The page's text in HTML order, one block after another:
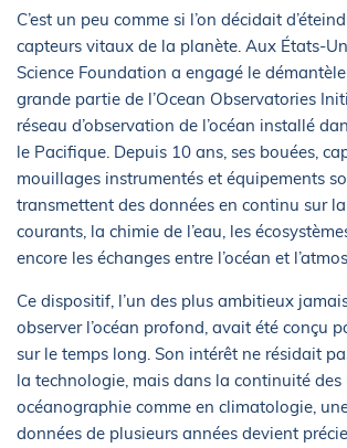
C’est un peu comme si l’on décidait
capteurs vitaux de la planète. Aux États-
Science Foundation a engagé le
grande partie de l’Ocean Observatories
réseau d’observation de l’océan installé
le Pacifique. Depuis 10 ans, ses bouées,
mouillages instrumentés et équipements
transmettent des données en continu sur
courants, la chimie de l’eau, les
encore les échanges entre l’océan et
Ce dispositif, l’un des plus ambitieux
observer l’océan profond, avait été conçu
sur le temps long. Son intérêt ne résidait
la technologie, mais dans la continuité des
océanographie comme en climatologie,
données de plusieurs années devient